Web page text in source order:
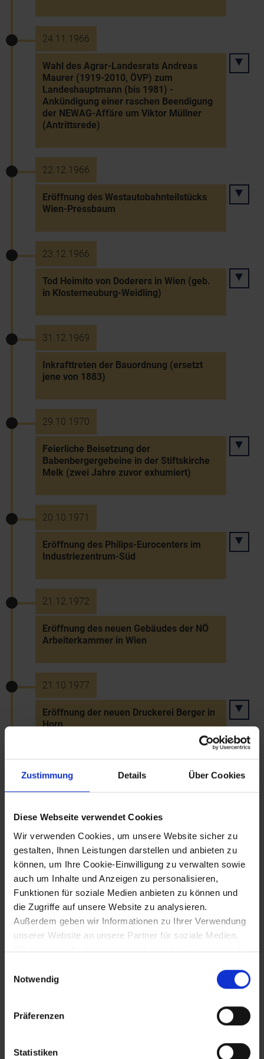
Zustimmung Details Über Cookies
Diese Webseite verwendet Cookies
Wir verwenden Cookies, um unsere Website sicher zu
gestalten, Ihnen Leistungen darstellen und anbieten zu
können, um Ihre Cookie-Einwilligung zu verwalten sowie
auch um Inhalte und Anzeigen zu personalisieren,
Funktionen für soziale Medien anbieten zu können und
die Zugriffe auf unsere Website zu analysieren.
Außerdem geben wir Informationen zu Ihrer Verwendung
unserer Website an unsere Partner für soziale Medien,
Werbung und Analysen weiter, die auch in Ländern sind,
gegeben ist, und in denen Sie Ihre Rechte uU nicht
effektiv durchsetzen können. Unsere Partner führen
diese Informationen möglicherweise mit weiteren Daten
zusammen, die Sie ihnen bereitgestellt haben oder die
haben.
Notwendig
Präferenzen
Statistiken
24.11.1966
Wahl des Agrar-Landesrats Andreas
Maurer (1919-2010, ÖVP) zum
Landeshauptmann (bis 1981) -
Ankündigung einer raschen Beendigung
der NEWAG-Affäre um Viktor Müllner
(Antrittsrede)
22.12.1966
Eröffnung des Westautobahnteilstücks
Wien-Pressbaum
23.12.1966
Tod Heimito von Doderers in Wien (geb.
in Klosterneuburg-Weidling)
31.12.1969
Inkrafttreten der Bauordnung (ersetzt
jene von 1883)
29.10.1970
Feierliche Beisetzung der
Babenbergergebeine in der Stiftskirche
Melk (zwei Jahre zuvor exhumiert)
20.10.1971
Eröffnung des Philips-Eurocenters im
Industriezentrum-Süd
21.12.1972
Eröffnung des neuen Gebäudes der NÖ
Arbeiterkammer in Wien
21.10.1977
Eröffnung der neuen Druckerei Berger in
Horn
Ausstellung "Arnulf Rainer" der NÖ
28.12.1978
Öffnung des Grenzübergangs Laa/Thaya
20.10.1979
Wiedereröffnung des renovierten
Krems